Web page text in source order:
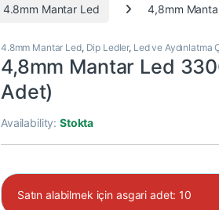
4.8mm Mantar Led 4,8mm
4.8mm Mantar Led, Dip Ledler, Led ve Aydınlatma
4,8mm Mantar Led
Adet)
Availability:Stokta
Satın alabilmek için asgari adet: 10